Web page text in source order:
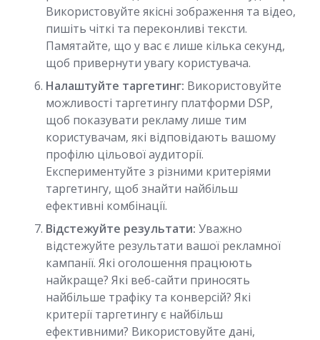
Використовуйте якісні зображення та відео,
пишіть чіткі та переконливі тексти.
Памятайте, що у вас є лише кілька секунд,
щоб привернути увагу користувача.
Налаштуйте таргетинг: Використовуйте
можливості таргетингу платформи DSP,
щоб показувати рекламу лише тим
користувачам, які відповідають вашому
профілю цільової аудиторії.
Експериментуйте з різними критеріями
таргетингу, щоб знайти найбільш
ефективні комбінації.
Відстежуйте результати: Уважно
відстежуйте результати вашої рекламної
кампанії. Які оголошення працюють
найкраще? Які веб-сайти приносять
найбільше трафіку та конверсій? Які
критерії таргетингу є найбільш
ефективними? Використовуйте дані,